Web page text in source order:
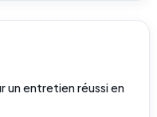
un entretien réussi en